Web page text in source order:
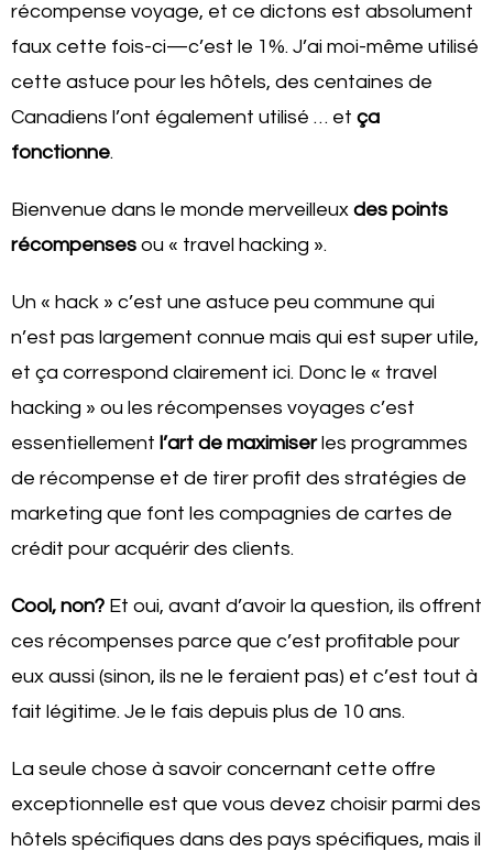
récompense voyage, et ce dictons est absolument
faux cette fois-ci—c’est le 1%. J’ai moi-même utilisé
cette astuce pour les hôtels, des centaines de
Canadiens l’ont également utilisé … et ça
fonctionne.
Bienvenue dans le monde merveilleux des points
récompenses ou « travel hacking ».
Un « hack » c’est une astuce peu commune qui
n’est pas largement connue mais qui est super utile,
et ça correspond clairement ici. Donc le « travel
hacking » ou les récompenses voyages c’est
essentiellement l’art de maximiserles programmes
de récompense et de tirer profit des stratégies de
marketing que font les compagnies de cartes de
crédit pour acquérir des clients.
Cool, non? Et oui, avant d’avoir la question, ils offrent
ces récompenses parce que c’est profitable pour
eux aussi (sinon, ils ne le feraient pas) et c’est tout à
fait légitime. Je le fais depuis plus de 10 ans.
La seule chose à savoir concernant cette offre
exceptionnelle est que vous devez choisir parmi des
hôtels spécifiques dans des pays spécifiques, mais il